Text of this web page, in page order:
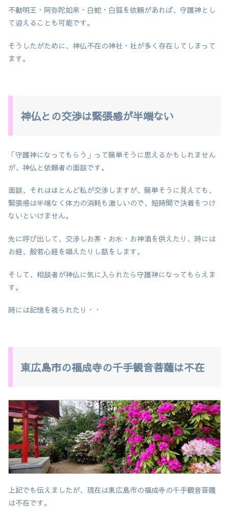
不動明王・阿弥陀如来・白蛇・白狐を依頼があれば、守護神とし
て迎えることも可能です。
そうしたがために、神仏不在の神社・社が多く存在してしまって
ます。
神仏との交渉は緊張感が半端ない
「守護神になってもらう」って簡単そうに思えるかもしれません
が、神仏と依頼者の面談です。
面談、それはほとんど私が交渉しますが、簡単そうに見えても、
緊張感は半端なく体力の消耗も激しいので、短時間で決着をつけ
ないといけません。
先に呼び出して、交渉しお茶・お水・お神酒を供えたり、時には
お経、般若心経を唱えたりし話をします。
そして、相談者が神仏に気に入られたら守護神になってもらえま
す。
時には記憶を視られたり・・
東広島市の福成寺の千手観音菩薩は不在
上記でも伝えましたが、現在は東広島市の福成寺の千手観音菩薩
は不在です。